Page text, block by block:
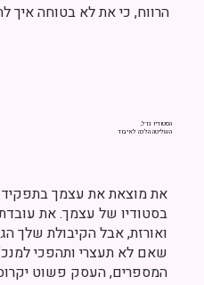
הסטודיו גדל,
השליטה הלכה לאיבוד
את מוצאת את עצמך בתפקיד
בסטודיו של עצמך. את
ואורזת, אבל הקיבולת שלך
שאם לא תעצרי ותהפכי
המספרים, העסק פשוט
הרווח, כי את לא בטוחה איך